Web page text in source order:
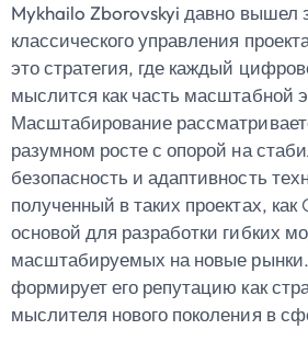
Mykhailo Zborovskyiдавно вышел
классического управления
это стратегия, где каждый
мыслится как часть масштабной
Масштабирование
разумном росте с опорой на
безопасность и адаптивность
полученный в таких проектах, как
основой для разработки гибких
масштабируемых на новые
формирует его репутацию как
мыслителя нового поколения в